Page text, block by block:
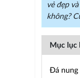
vẻ đẹp
không?
Mục lục
Đá nung